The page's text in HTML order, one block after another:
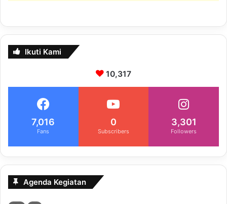
Ikuti Kami
10,317
7,016
Fans
0
Subscribers
3,301
Followers
Agenda Kegiatan